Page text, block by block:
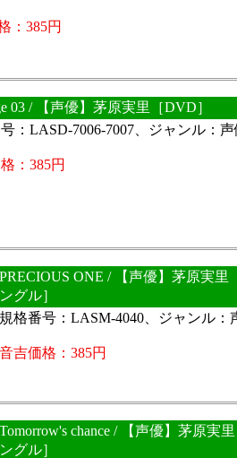
：385円
03 / 【声優】茅原実里［DVD］
：LASD-7006-7007、ジャンル：
：385円
PRECIOUS ONE / 【声優】茅原実里
ングル］
規格番号：LASM-4040、ジャンル：
音吉価格：385円
Tomorrow's chance / 【声優】茅原実
ングル］